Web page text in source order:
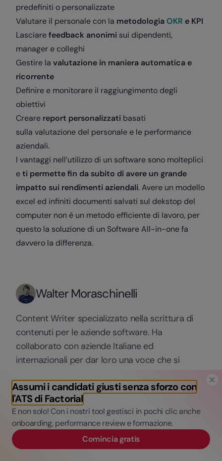
Assumi i candidati giusti senza sforzo con
l'ATS di Factorial
E non solo! Con i nostri tool gestisci in pochi clic anche
onboarding, performance review e formazione.
Comincia gratis
predefiniti o personalizzate
Valutare il personale con la metodologia OKR e KPI
Lasciarefeedback anonimi sui dipendenti,
manager e colleghi
Gestire la valutazione in maniera automatica e
ricorrente
Definire e monitorare il raggiungimento degli
obiettivi
Creare report personalizzati basati
sulla valutazione del personale e le performance
aziendali.
I vantaggi nell’utilizzo di un software sono molteplici
eti permette fin da subito di avere un grande
impatto sui rendimenti aziendali. Avere un modello
excel ed infiniti documenti salvati sul dekstop del
computer non è un metodo efficiente di lavoro, per
questo la soluzione di un Software All-in-one fa
davvero la differenza.
Walter Moraschinelli
Content Writer specializzato nella scrittura di
contenuti per le aziende software. Ha
collaborato con aziende Italiane ed
internazionali per dar loro una voce che si
Morbegno, un paese in provincia di Sondrio. La
lettura è la sua più grande passione; economia,
filosofia, e storia sono i suoi principali campi di
interesse, ma c'è sempre anche un romanzo
aperto sul suo Kindle.